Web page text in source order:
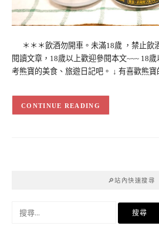
＊＊＊飲酒勿開車。未滿18歲 ，禁止飲
閱讀文章，18歲以上歡迎參閱本文~~~ 18
考熊寶的美食、旅遊日記吧。 ↓ 有喜歡熊
CONTINUE READING
🔎站內快速搜尋